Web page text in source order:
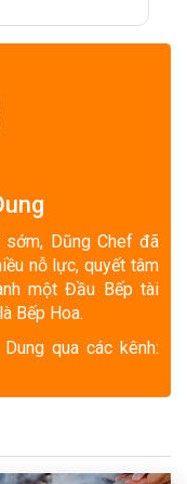
Dũng Chef đã
nỗ lực, quyết tâm
một Đầu Bếp tài
Bếp Hoa.
qua các kênh: